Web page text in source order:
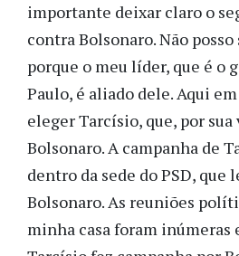
importante deixar claro o
contra Bolsonaro. Não
porque o meu líder, que é o
Paulo, é aliado dele. Aqui
eleger Tarcísio, que, por sua
Bolsonaro. A campanha de
dentro da sede do PSD, que
Bolsonaro. As reuniões
minha casa foram inúmeras